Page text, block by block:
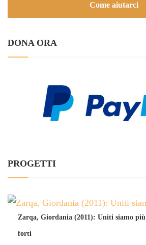
Come aiutarci
DONA ORA
PROGETTI
Zarqa, Giordania (2011): Uniti siamo più
forti